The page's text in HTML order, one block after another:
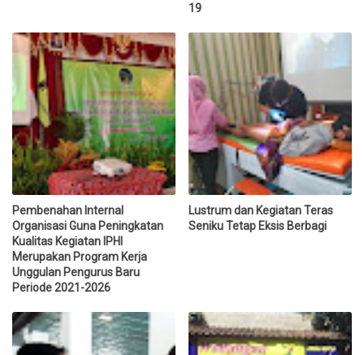
19
Pembenahan Internal
Organisasi Guna Peningkatan
Kualitas Kegiatan IPHI
Merupakan Program Kerja
Unggulan Pengurus Baru
Periode 2021-2026
Lustrum dan Kegiatan Teras
Seniku Tetap Eksis Berbagi